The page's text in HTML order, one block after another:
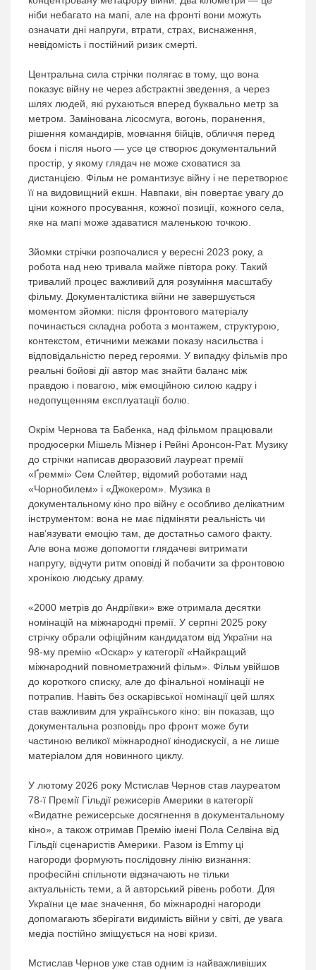
ніби небагато на мапі, але на фронті вони можуть
означати дні напруги, втрати, страх, виснаження,
невідомість і постійний ризик смерті.
Центральна сила стрічки полягає в тому, що вона
показує війну не через абстрактні зведення, а через
шлях людей, які рухаються вперед буквально метр за
метром. Замінована лісосмуга, вогонь, поранення,
рішення командирів, мовчання бійців, обличчя перед
боєм і після нього — усе це створює документальний
простір, у якому глядач не може сховатися за
дистанцією. Фільм не романтизує війну і не перетворює
її на видовищний екшн. Навпаки, він повертає увагу до
ціни кожного просування, кожної позиції, кожного села,
яке на мапі може здаватися маленькою точкою.
Зйомки стрічки розпочалися у вересні 2023 року, а
робота над нею тривала майже півтора року. Такий
тривалий процес важливий для розуміння масштабу
фільму. Документалістика війни не завершується
моментом зйомки: після фронтового матеріалу
починається складна робота з монтажем, структурою,
контекстом, етичними межами показу насильства і
відповідальністю перед героями. У випадку фільмів про
реальні бойові дії автор має знайти баланс між
правдою і повагою, між емоційною силою кадру і
недопущенням експлуатації болю.
Окрім Чернова та Бабенка, над фільмом працювали
продюсерки Мішель Мізнер і Рейні Аронсон-Рат. Музику
до стрічки написав дворазовий лауреат премії
«Ґреммі» Сем Слейтер, відомий роботами над
«Чорнобилем» і «Джокером». Музика в
документальному кіно про війну є особливо делікатним
інструментом: вона не має підміняти реальність чи
нав’язувати емоцію там, де достатньо самого факту.
Але вона може допомогти глядачеві витримати
напругу, відчути ритм оповіді й побачити за фронтовою
хронікою людську драму.
«2000 метрів до Андріївки» вже отримала десятки
номінацій на міжнародні премії. У серпні 2025 року
стрічку обрали офіційним кандидатом від України на
98-му премію «Оскар» у категорії «Найкращий
міжнародний повнометражний фільм». Фільм увійшов
до короткого списку, але до фінальної номінації не
потрапив. Навіть без оскарівської номінації цей шлях
став важливим для українського кіно: він показав, що
документальна розповідь про фронт може бути
частиною великої міжнародної кінодискусії, а не лише
матеріалом для новинного циклу.
У лютому 2026 року Мстислав Чернов став лауреатом
78-ї Премії Гільдії режисерів Америки в категорії
«Видатне режисерське досягнення в документальному
кіно», а також отримав Премію імені Пола Селвіна від
Гільдії сценаристів Америки. Разом із Emmy ці
нагороди формують послідовну лінію визнання:
професійні спільноти відзначають не тільки
актуальність теми, а й авторський рівень роботи. Для
України це має значення, бо міжнародні нагороди
допомагають зберігати видимість війни у світі, де увага
медіа постійно зміщується на нові кризи.
Мстислав Чернов уже став одним із найважливіших